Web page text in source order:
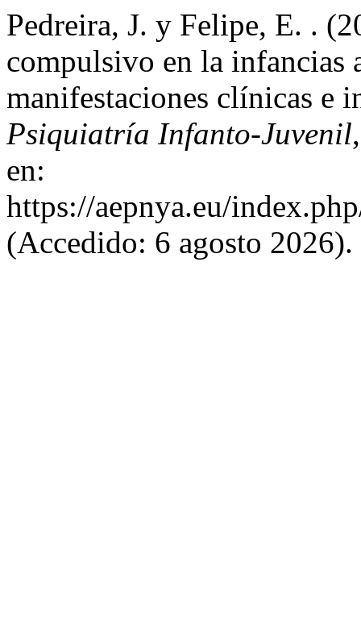
Pedreira, J. y Felipe, E. .
compulsivo en la infancias
manifestaciones clínicas e
Psiquiatría Infanto-Juvenil
en:
https://aepnya.eu/
(Accedido: 6 agosto 2026).